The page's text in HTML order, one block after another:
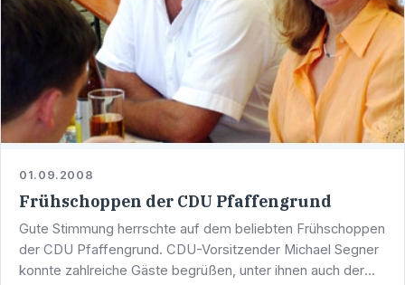
01.09.2008
Frühschoppen der CDU Pfaffengrund
Gute Stimmung herrschte auf dem beliebten Frühschoppen
der CDU Pfaffengrund. CDU-Vorsitzender Michael Segner
konnte zahlreiche Gäste begrüßen, unter ihnen auch der